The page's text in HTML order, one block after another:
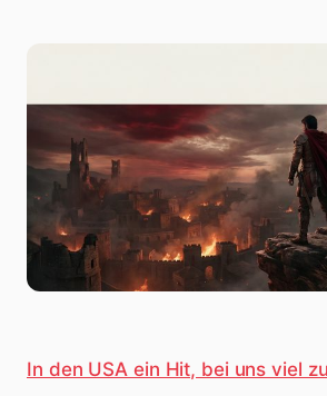
In den USA ein Hit, bei uns viel